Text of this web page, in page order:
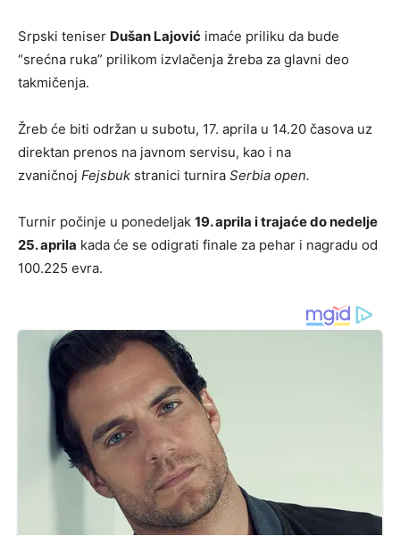
Srpski teniser Dušan Lajović imaće priliku da bude
“srećna ruka” prilikom izvlačenja žreba za glavni deo
takmičenja.
Žreb će biti održan u subotu, 17. aprila u 14.20 časova uz
direktan prenos na javnom servisu, kao i na
zvaničnoj Fejsbuk stranici turnira Serbia open.
Turnir počinje u ponedeljak 19. aprila i trajaće do nedelje
25. aprila kada će se odigrati finale za pehar i nagradu od
100.225 evra.